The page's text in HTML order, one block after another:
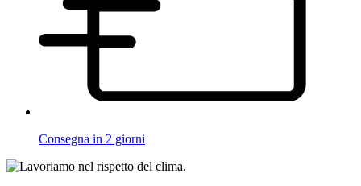
Consegna in 2 giorni